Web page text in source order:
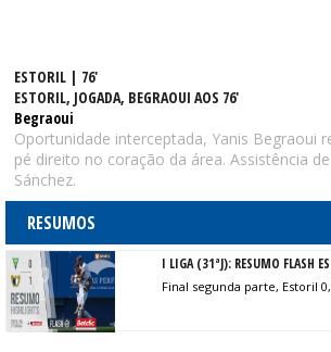
ESTORIL | 76'
ESTORIL, JOGADA, BEGRAOUI AOS 76'
Begraoui
Oportunidade interceptada, Yanis Begraoui
pé direito no coração da área. Assistência
Sánchez.
RESUMOS
I LIGA (31ªJ): RESUMO FLASH
Final segunda parte, Estoril